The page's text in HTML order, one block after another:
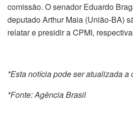
comissão. O senador Eduardo
deputado Arthur Maia (União-BA)
relatar e presidir a CPMI,
*Esta notícia pode ser atualizada a
*Fonte: Agência Brasil